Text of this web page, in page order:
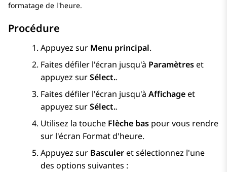
formatage de l'heure.
Procédure
Appuyez sur Menu principal.
Faites défiler l'écran jusqu'à Paramètreset
appuyez surSélect..
Faites défiler l'écran jusqu'à Affichageet
appuyez surSélect..
Utilisez la touche Flèche bas pour vous rendre
sur l'écran Format d'heure.
Appuyez sur Basculeret sélectionnez l'une
des options suivantes :